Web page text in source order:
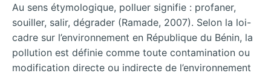
Au sens étymologique, polluer signifie : profaner,
souiller, salir, dégrader (Ramade, 2007). Selon la loi-
cadre sur l’environnement en République du Bénin, la
pollution est définie comme toute contamination ou
modification directe ou indirecte de l’environnement